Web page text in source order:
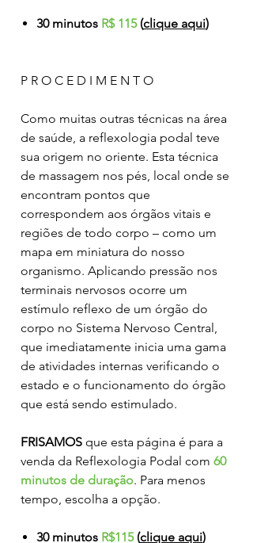
30 minutos R$ 115 (clique aqui)
P R O C E D I M E N T O
Como muitas outras técnicas na área
de saúde, a reflexologia podal teve
sua origem no oriente. Esta técnica
de massagem nos pés, local onde se
encontram pontos que
correspondem aos órgãos vitais e
regiões de todo corpo – como um
mapa em miniatura do nosso
organismo. Aplicando pressão nos
terminais nervosos ocorre um
estímulo reflexo de um órgão do
corpo no Sistema Nervoso Central,
que imediatamente inicia uma gama
de atividades internas verificando o
estado e o funcionamento do órgão
que está sendo estimulado.
FRISAMOS que esta página é para a
venda da Reflexologia Podal com 60
minutos de duração. Para menos
tempo, escolha a opção.
30 minutos R$115(clique aqui)